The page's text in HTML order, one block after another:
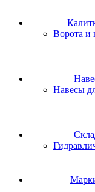
Ворота и
Навесы